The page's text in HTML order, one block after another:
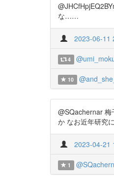
な……
2023-06-11
4
10
@SQachernar 梅
か なお近年研究
2023-04-21
1